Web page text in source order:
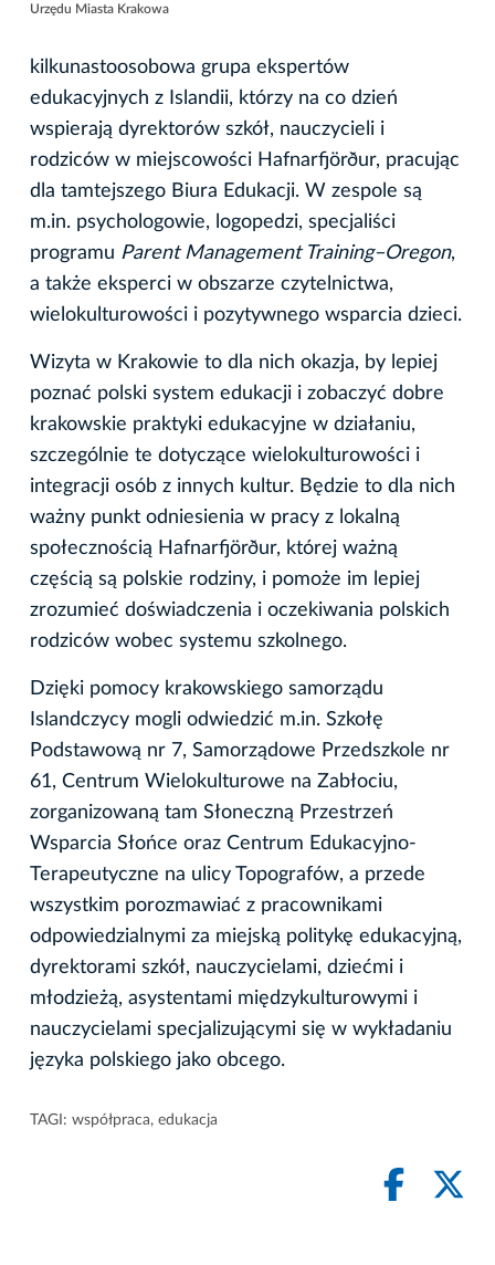
Urzędu Miasta Krakowa
kilkunastoosobowa grupa ekspertów
edukacyjnych z Islandii, którzy na co dzień
wspierają dyrektorów szkół, nauczycieli i
rodziców w miejscowości Hafnarfjörður, pracując
dla tamtejszego Biura Edukacji. W zespole są
m.in. psychologowie, logopedzi, specjaliści
programu Parent Management Training–Oregon,
a także eksperci w obszarze czytelnictwa,
wielokulturowości i pozytywnego wsparcia dzieci.
Wizyta w Krakowie to dla nich okazja, by lepiej
poznać polski system edukacji i zobaczyć dobre
krakowskie praktyki edukacyjne w działaniu,
szczególnie te dotyczące wielokulturowości i
integracji osób z innych kultur. Będzie to dla nich
ważny punkt odniesienia w pracy z lokalną
społecznością Hafnarfjörður, której ważną
częścią są polskie rodziny, i pomoże im lepiej
zrozumieć doświadczenia i oczekiwania polskich
rodziców wobec systemu szkolnego.
Dzięki pomocy krakowskiego samorządu
Islandczycy mogli odwiedzić m.in. Szkołę
Podstawową nr 7, Samorządowe Przedszkole nr
61, Centrum Wielokulturowe na Zabłociu,
zorganizowaną tam Słoneczną Przestrzeń
Wsparcia Słońce oraz Centrum Edukacyjno-
Terapeutyczne na ulicy Topografów, a przede
wszystkim porozmawiać z pracownikami
odpowiedzialnymi za miejską politykę edukacyjną,
dyrektorami szkół, nauczycielami, dziećmi i
młodzieżą, asystentami międzykulturowymi i
nauczycielami specjalizującymi się w wykładaniu
języka polskiego jako obcego.
TAGI: współpraca, edukacja